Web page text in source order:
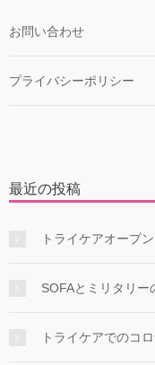
お問い合わせ
プライバシーポリシー
最近の投稿
トライケアオープ
SOFAとミリタリー
トライケアでのコ